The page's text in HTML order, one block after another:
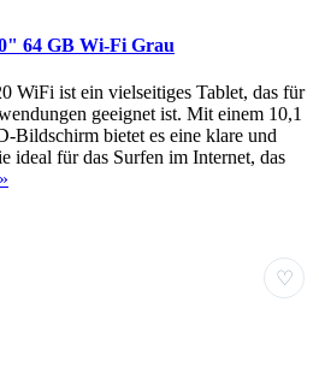
64 GB Wi-Fi Grau
WiFi ist ein vielseitiges Tablet, das für
geeignet ist. Mit einem 10,1
Bildschirm bietet es eine klare und
ideal für das Surfen im Internet, das
♡